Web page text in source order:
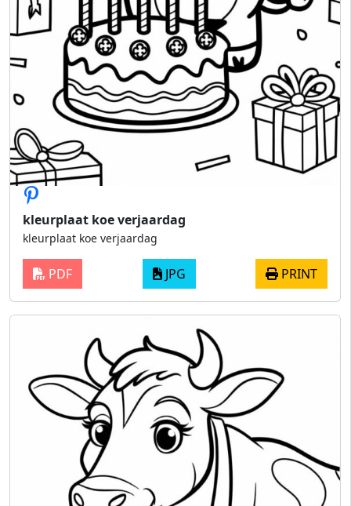
kleurplaat koe verjaardag
kleurplaat koe verjaardag
PDF JPG PRINT